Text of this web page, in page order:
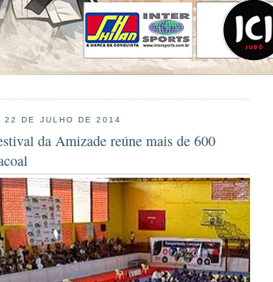
22 DE JULHO DE 2014
da Amizade reúne mais de 600